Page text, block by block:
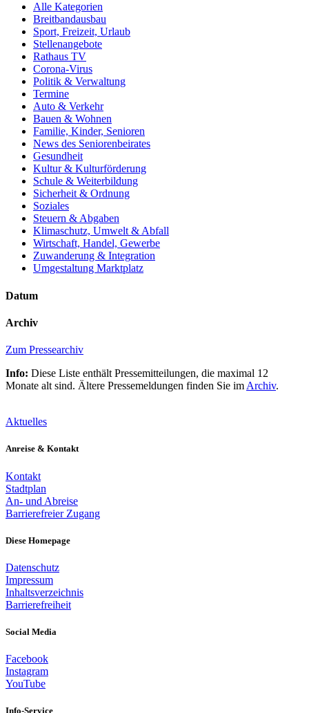
Alle Kategorien
Breitbandausbau
Sport, Freizeit, Urlaub
Stellenangebote
Rathaus TV
Corona-Virus
Politik & Verwaltung
Termine
Auto & Verkehr
Bauen & Wohnen
Familie, Kinder, Senioren
News des Seniorenbeirates
Gesundheit
Kultur & Kulturförderung
Schule & Weiterbildung
Sicherheit & Ordnung
Soziales
Steuern & Abgaben
Klimaschutz, Umwelt & Abfall
Wirtschaft, Handel, Gewerbe
Zuwanderung & Integration
Umgestaltung Marktplatz
Datum
Archiv
Zum Pressearchiv
Info: Diese Liste enthält Pressemitteilungen, die maximal 12
Monate alt sind. Ältere Pressemeldungen finden Sie im Archiv.
Aktuelles
Anreise & Kontakt
Kontakt
Stadtplan
An- und Abreise
Barrierefreier Zugang
Diese Homepage
Datenschutz
Impressum
Inhaltsverzeichnis
Barrierefreiheit
Social Media
Facebook
Instagram
YouTube
Info-Service